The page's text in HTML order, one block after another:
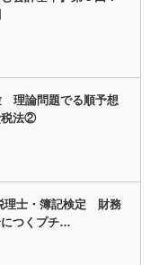
理論問題でる順予想
税法②
理士・簿記検定 財務
つくプチ…